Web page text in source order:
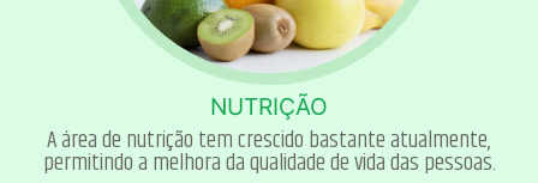
NUTRIÇÃO
A área de nutrição tem crescido bastante atualmente,
permitindo a melhora da qualidade de vida das pessoas.